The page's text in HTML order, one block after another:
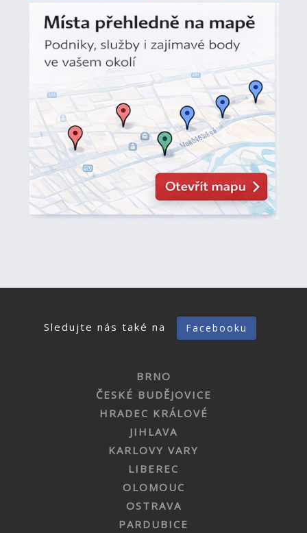
Sledujte nás také na Facebooku
BRNO
ČESKÉ BUDĚJOVICE
HRADEC KRÁLOVÉ
JIHLAVA
KARLOVY VARY
LIBEREC
OLOMOUC
OSTRAVA
PARDUBICE